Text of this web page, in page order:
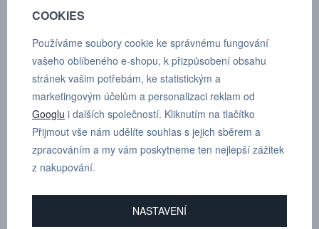
TECHNICKÉ ÚDAJE POPTÁVKA
Vnější x vnitřní průměr mm: 4.0 x 2.5
Max. pracovní tlak: 13 barů
Min. rádius ohybu: 10
Cena za 1 m
COOKIES
Používáme soubory cookie ke správnému fungování
vašeho oblíbeného e-shopu, k přizpůsobení obsahu
stránek vašim potřebám, ke statistickým a
marketingovým účelům a personalizaci reklam od
Googlu i dalších společností. Kliknutím na tlačítko
Přijmout vše nám udělíte souhlas s jejich sběrem a
zpracováním a my vám poskytneme ten nejlepší zážitek
z nakupování.
NASTAVENÍ